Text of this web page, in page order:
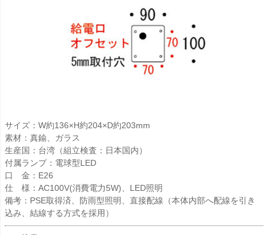
サイズ：W約136×H約204×D約203mm
素材：真鍮、ガラス
生産国：台湾（組立検査：日本国内）
付属ランプ：電球型LED
口 金：E26
仕 様：AC100V(消費電力5W)、LED照明
備考：PSE取得済、防雨型照明、直接配線（本体内部へ配線を引き
込み、結線する方式を採用）